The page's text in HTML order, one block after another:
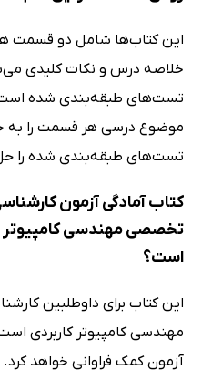
این کتاب‌ها شامل دو قسمت
خلاصه درس و نکات کلیدی
تست‌های طبقه‌بندی شده است.
موضوع درسی هر قسمت را به
تست‌های طبقه‌بندی شده را
کتاب آمادگی آزمون
تخصصی مهندسی کامپیوتر
است؟
این کتاب برای داوطلبین
مهندسی کامپیوتر کاربردی
آزمون کمک فراوانی خواهد کرد.